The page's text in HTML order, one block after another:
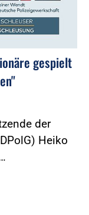
gespielt
der
Heiko